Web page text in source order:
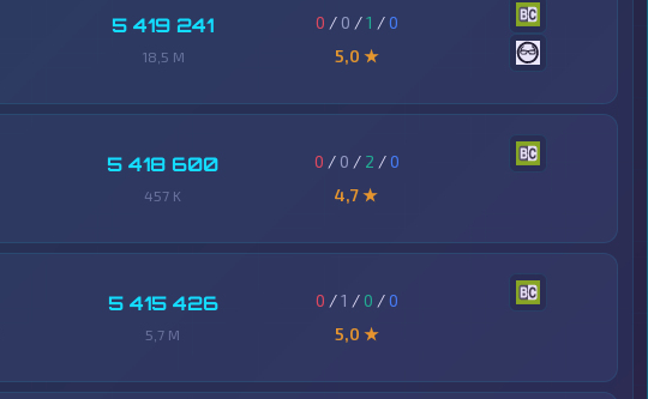
5 419 241
18,5 M
0 / 0 /1 /0
5,0 ★
5 418 600
457 K
0 / 0 / 2 /0
4,7 ★
5 415 426
5,7 M
0 /1 / 0 /0
5,0 ★